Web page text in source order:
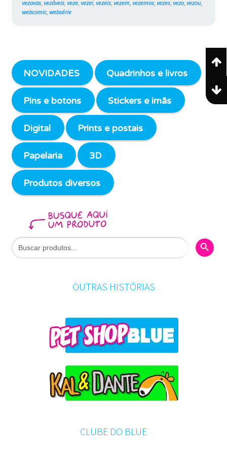
vezavas, vezáveis, veze, vezei, vezeis, vezem, vezemos, vezes, vezo, vezou,
webcomic, websérie
NOVIDADES Quadrinhos e livros
Pins e botons Stickers e imãs
Digital Prints e postais
Papelaria 3D
Produtos diversos
Search
for:
Search
OUTRAS HISTÓRIAS
CLUBE DO BLUE